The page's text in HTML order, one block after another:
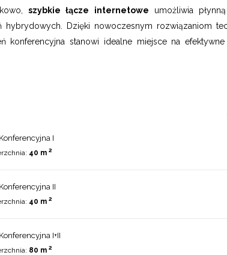
szybkie łącze internetowe umożliwia
hybrydowych. Dzięki nowoczesnym rozwiązaniom
konferencyjna stanowi idealne miejsce na
I
40 m 2
II
40 m 2
I+II
80 m 2